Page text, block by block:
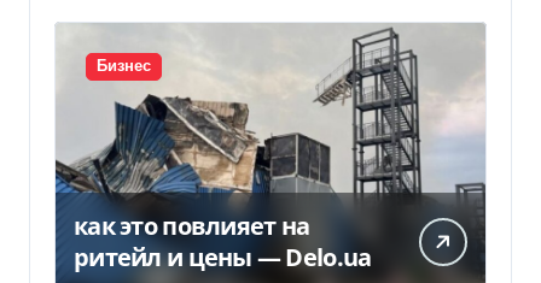
Бизнес
как это повлияет на
ритейл и цены — Delo.ua